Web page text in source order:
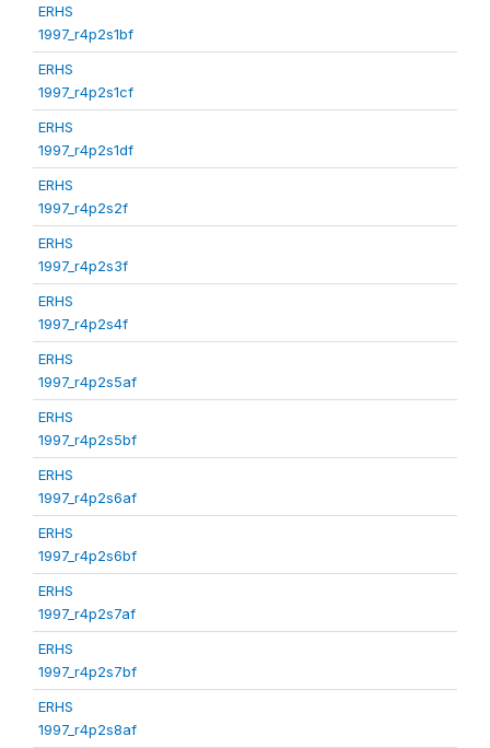
ERHS
1997_r4p2s1bf
ERHS
1997_r4p2s1cf
ERHS
1997_r4p2s1df
ERHS
1997_r4p2s2f
ERHS
1997_r4p2s3f
ERHS
1997_r4p2s4f
ERHS
1997_r4p2s5af
ERHS
1997_r4p2s5bf
ERHS
1997_r4p2s6af
ERHS
1997_r4p2s6bf
ERHS
1997_r4p2s7af
ERHS
1997_r4p2s7bf
ERHS
1997_r4p2s8af